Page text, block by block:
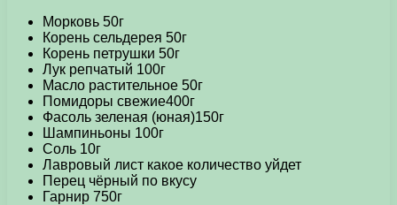
Морковь 50г
Корень сельдерея 50г
Корень петрушки 50г
Лук репчатый 100г
Масло растительное 50г
Помидоры свежие400г
Фасоль зеленая (юная)150г
Шампиньоны 100г
Соль 10г
Лавровый лист какое количество уйдет
Перец чёрный по вкусу
Гарнир 750г